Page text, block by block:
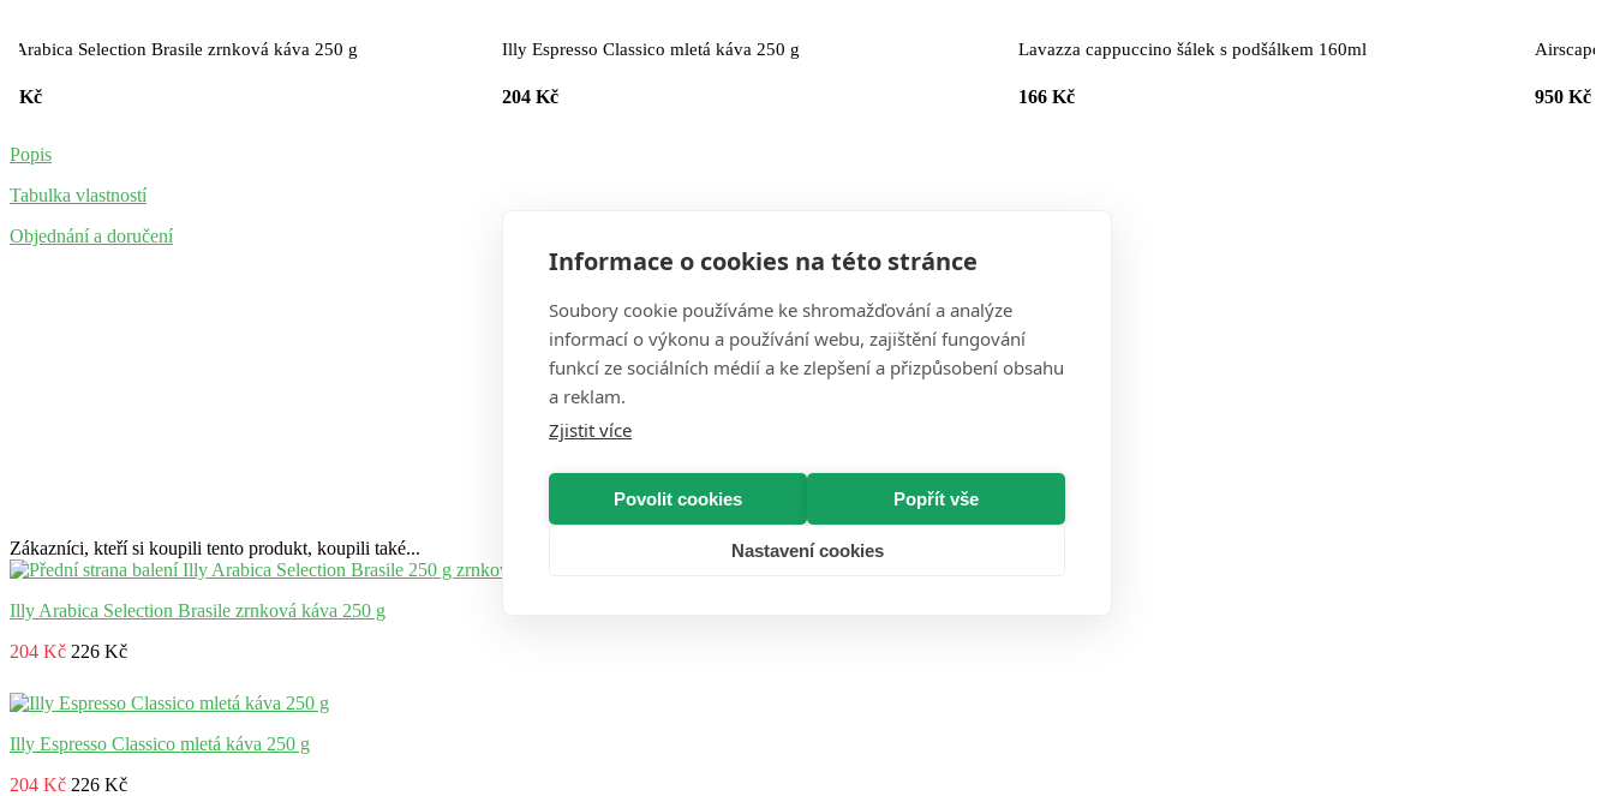
Informace o cookies na této stránce
Soubory cookie používáme ke shromažďování a analýze
informací o výkonu a používání webu, zajištění fungování
funkcí ze sociálních médií a ke zlepšení a přizpůsobení obsahu
a reklam.
Zjistit více
Povolit cookies Popřít vše
Nastavení cookies
Arabica Selection Brasile zrnková káva 250 g
Kč
Illy Espresso Classico mletá káva 250 g
204 Kč
Lavazza cappuccino šálek s podšálkem 160ml
166 Kč
Airscape
950 Kč
Popis
Tabulka vlastností
Objednání a doručení
Objednání:
Doručovací adresa:
Fakturačníadresa nebo doručení najinou adresudle vašeho výběru.
Způsoby platby:
Dobírka (u Zásilkovny nedostupná)
Doručení:
Zákazníci, kteří si koupili tento produkt, koupili také...
Illy Arabica Selection Brasile zrnková káva 250 g
204 Kč 226 Kč
Illy Espresso Classico mletá káva 250 g
204 Kč 226 Kč